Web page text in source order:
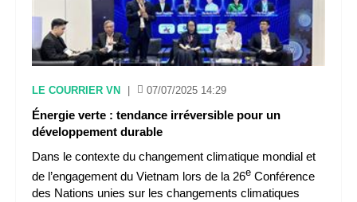
LE COURRIER VN 07/07/2025 14:29
Énergie verte : tendance irréversible pour un
développement durable
Dans le contexte du changement climatique mondial et
de l’engagement du Vietnam lors de la 26e Conférence
des Nations unies sur les changements climatiques